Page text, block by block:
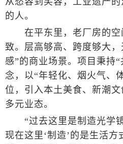
的人。
在平东里，老厂房的空
致。层高够高、跨度够大
感”的商业场景。项目秉持
念，以“年轻化、烟火气、
位，引入本土美食、新潮
多元业态。
“过去这里是制造光学镜
现在这里‘制造’的是生活